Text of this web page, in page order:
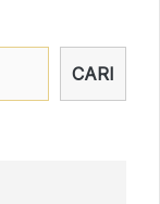
CARI